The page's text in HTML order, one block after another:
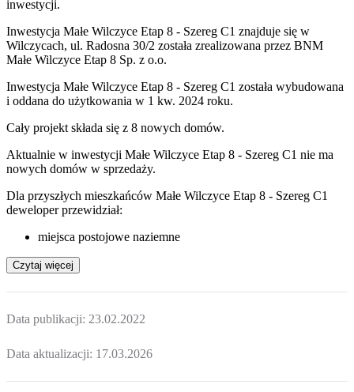
inwestycji.
Inwestycja Małe Wilczyce Etap 8 - Szereg C1 znajduje się w
Wilczycach, ul. Radosna 30/2 została zrealizowana przez BNM
Małe Wilczyce Etap 8 Sp. z o.o.
Inwestycja Małe Wilczyce Etap 8 - Szereg C1 została wybudowana
i oddana do użytkowania w 1 kw. 2024 roku.
Cały projekt składa się z 8 nowych domów.
Aktualnie w inwestycji Małe Wilczyce Etap 8 - Szereg C1 nie ma
nowych domów w sprzedaży.
Dla przyszłych mieszkańców Małe Wilczyce Etap 8 - Szereg C1
deweloper przewidział:
miejsca postojowe naziemne
Czytaj więcej
Data publikacji: 23.02.2022
Data aktualizacji: 17.03.2026